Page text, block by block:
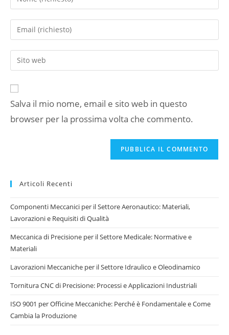
il
tuo
nome
nome
utente
per
Inserisci
il
tuo
indirizzo
commentare
Inserisci
l'URL
sito
web
(facoltativo)
Salva il mio nome, email e sito web in questo
browser per la prossima volta che commento.
Articoli Recenti
Componenti Meccanici per il Settore Aeronautico: Materiali,
Lavorazioni e Requisiti di Qualità
Meccanica di Precisione per il Settore Medicale: Normative e
Materiali
Lavorazioni Meccaniche per il Settore Idraulico e Oleodinamico
Tornitura CNC di Precisione: Processi e Applicazioni Industriali
ISO 9001 per Officine Meccaniche: Perché è Fondamentale e Come
Cambia la Produzione